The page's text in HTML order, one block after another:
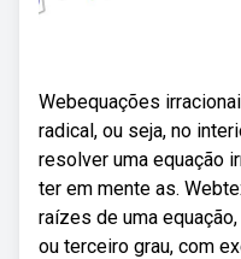
Webequações
radical, ou seja, no
resolver uma equação
ter em mente as.
raízes de uma
ou terceiro grau, com